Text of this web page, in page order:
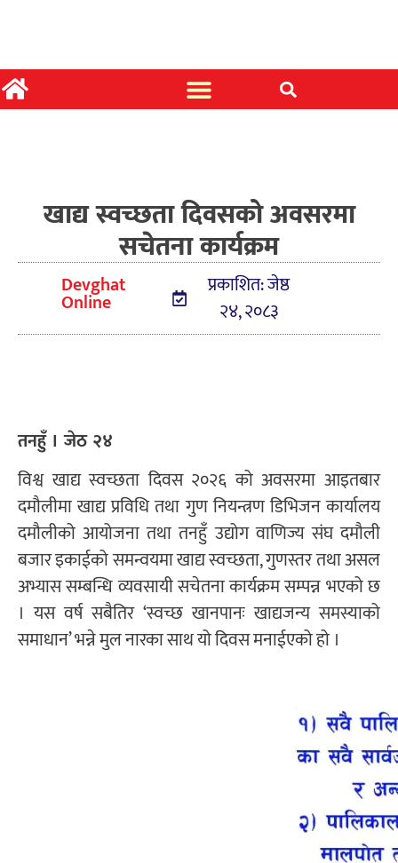
खाद्य स्वच्छता दिवसको अवसरमा
सचेतना कार्यक्रम
Devghat
Online
प्रकाशित: जेष्ठ
२४, २०८३
तनहुँ । जेठ २४
विश्व खाद्य स्वच्छता दिवस २०२६ को अवसरमा आइतबार
दमौलीमा खाद्य प्रविधि तथा गुण नियन्त्रण डिभिजन कार्यालय
दमौलीको आयोजना तथा तनहुँ उद्योग वाणिज्य संघ दमौली
बजार इकाईको समन्वयमा खाद्य स्वच्छता, गुणस्तर तथा असल
अभ्यास सम्बन्धि व्यवसायी सचेतना कार्यक्रम सम्पन्न भएको छ
। यस वर्ष सबैतिर ‘स्वच्छ खानपानः खाद्यजन्य समस्याको
समाधान’ भन्ने मुल नारका साथ यो दिवस मनाईएको हो ।